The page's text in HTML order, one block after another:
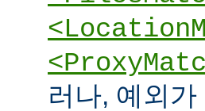
러나, 예외가